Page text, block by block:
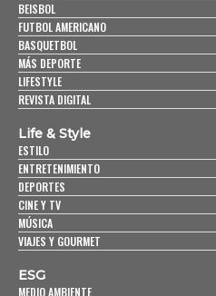
BEISBOL
FUTBOL AMERICANO
BASQUETBOL
MÁS DEPORTE
LIFESTYLE
REVISTA DIGITAL
Life & Style
ESTILO
ENTRETENIMIENTO
DEPORTES
CINE Y TV
MÚSICA
VIAJES Y GOURMET
ESG
MEDIO AMBIENTE